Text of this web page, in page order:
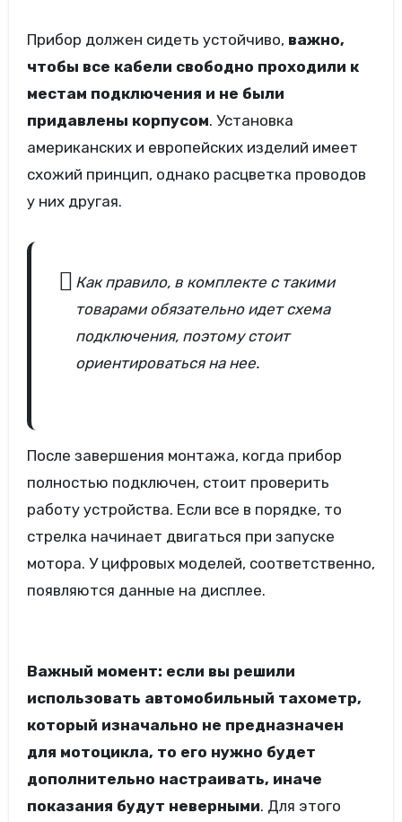
Прибор должен сидеть устойчиво, важно,
чтобы все кабели свободно проходили к
местам подключения и не были
придавлены корпусом. Установка
американских и европейских изделий имеет
схожий принцип, однако расцветка проводов
у них другая.
Как правило, в комплекте с такими
товарами обязательно идет схема
подключения, поэтому стоит
ориентироваться на нее.
После завершения монтажа, когда прибор
полностью подключен, стоит проверить
работу устройства. Если все в порядке, то
стрелка начинает двигаться при запуске
мотора. У цифровых моделей, соответственно,
появляются данные на дисплее.
Важный момент: если вы решили
использовать автомобильный тахометр,
который изначально не предназначен
для мотоцикла, то его нужно будет
дополнительно настраивать, иначе
показания будут неверными. Для этого